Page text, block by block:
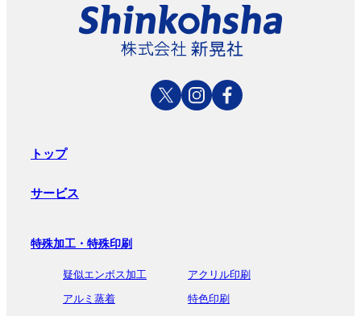
トップ
サービス
特殊加工・特殊印刷
疑似エンボス加工
アクリル印刷
アルミ蒸着
特色印刷